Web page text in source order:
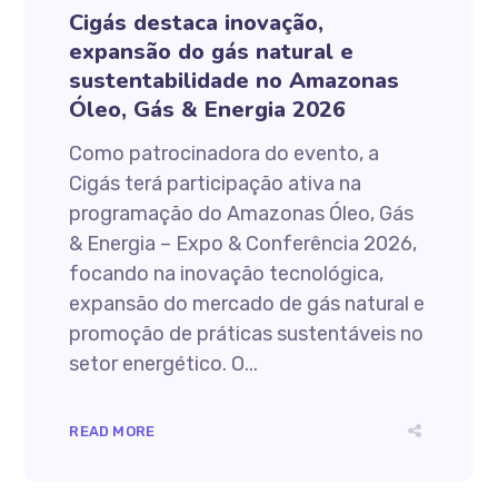
Cigás destaca inovação,
expansão do gás natural e
sustentabilidade no Amazonas
Óleo, Gás & Energia 2026
Como patrocinadora do evento, a
Cigás terá participação ativa na
programação do Amazonas Óleo, Gás
& Energia – Expo & Conferência 2026,
focando na inovação tecnológica,
expansão do mercado de gás natural e
promoção de práticas sustentáveis no
setor energético. O...
READ MORE